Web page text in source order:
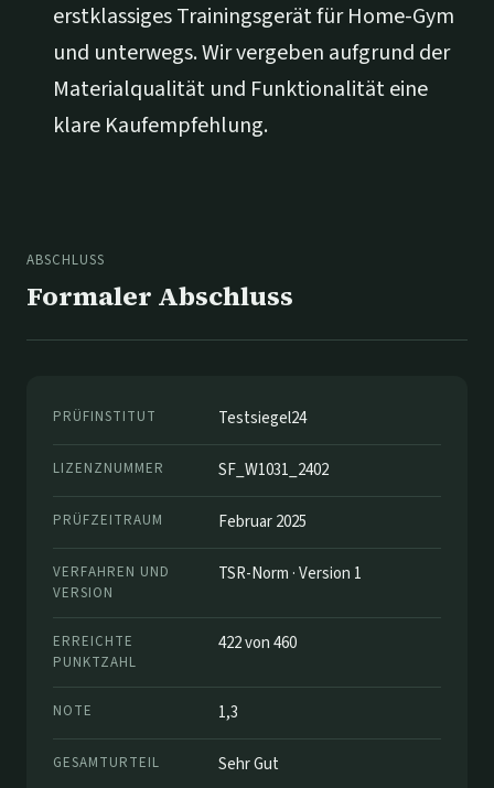
erstklassiges Trainingsgerät für Home-Gym
und unterwegs. Wir vergeben aufgrund der
Materialqualität und Funktionalität eine
klare Kaufempfehlung.
ABSCHLUSS
Formaler Abschluss
PRÜFINSTITUT Testsiegel24
LIZENZNUMMER SF_W1031_2402
PRÜFZEITRAUM Februar 2025
VERFAHREN UND
VERSION
TSR-Norm · Version 1
ERREICHTE
PUNKTZAHL
422 von 460
NOTE 1,3
GESAMTURTEIL Sehr Gut